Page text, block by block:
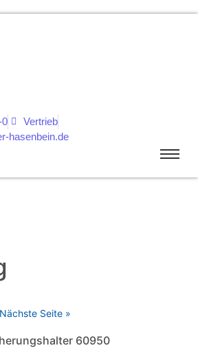
Vertrieb
hasenbein.de
Nächste Seite »
60950